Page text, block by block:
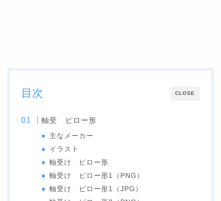
CLOSE
目次
軸受 ピロー形
主なメーカー
イラスト
軸受け ピロー形
軸受け ピロー形1（PNG）
軸受け ピロー形1（JPG）